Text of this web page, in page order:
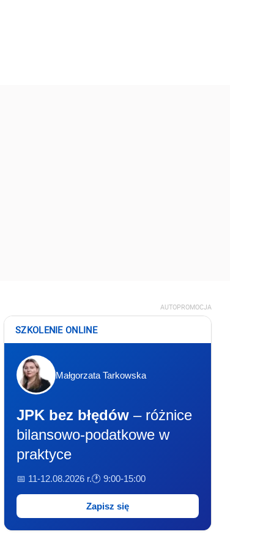
AUTOPROMOCJA
SZKOLENIE ONLINE
Małgorzata Tarkowska
JPK bez błędów – różnice
bilansowo-podatkowe w
praktyce
📅 11-12.08.2026 r.🕐 9:00-15:00
Zapisz się